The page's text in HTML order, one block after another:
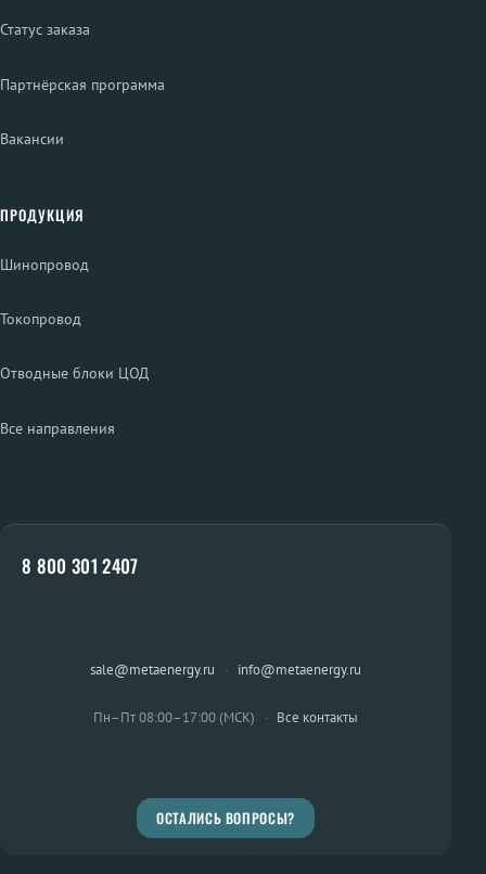
Статус заказа
Партнёрская программа
Вакансии
ПРОДУКЦИЯ
Шинопровод
Токопровод
Отводные блоки ЦОД
Все направления
8 800 301 2407
sale@metaenergy.ru · info@metaenergy.ru
Пн–Пт 08:00–17:00 (МСК) · Все контакты
ОСТАЛИСЬ ВОПРОСЫ?